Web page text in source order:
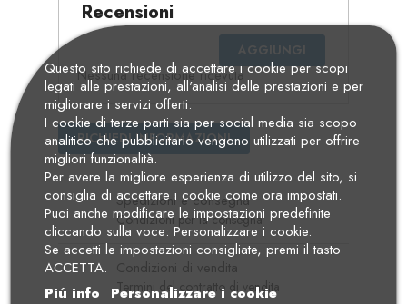
Recensioni
AGGIUNGI
Nessuna recensione ricevuta
RICHIEDI INFORMAZIONI
Spedizioni e consegna
Condizioni per la consegna
Condizioni di vendita
Termini del contratto di vendita
Questo sito richiede di accettare i cookie per scopi
legati alle prestazioni, all'analisi delle prestazioni e per
migliorare i servizi offerti.
I cookie di terze parti sia per social media sia scopo
analitico che pubblicitario vengono utilizzati per offrire
migliori funzionalità.
Per avere la migliore esperienza di utilizzo del sito, si
consiglia di accettare i cookie come ora impostati.
Puoi anche modificare le impostazioni predefinite
cliccando sulla voce: Personalizzare i cookie.
Se accetti le impostazioni consigliate, premi il tasto
ACCETTA.
Piú info
Personalizzare i cookie